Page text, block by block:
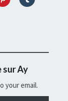
sur Ay
your email.